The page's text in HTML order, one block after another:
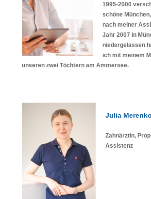
1995-2000
schöne
nach meiner
Jahr 2007 in
niedergelassen
ich mit meinem
unseren zwei Töchtern am Ammersee.
Julia
Zahnärztin,
Assistenz